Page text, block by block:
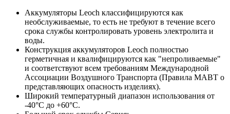
Аккумуляторы Leoch классифицируются как
необслуживаемые, то есть не требуют в течение всего
срока службы контролировать уровень электролита и
воды.
Конструкция аккумуляторов Leoch полностью
герметичная и квалифицируются как "непроливаемые"
и соответствуют всем требованиям Международной
Ассоциации Воздушного Транспорта (Правила МАВТ о
представляющих опасность изделиях).
Широкий температурный диапазон использования от
-40°С до +60°С.